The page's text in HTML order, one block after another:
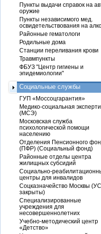
Пункты выдачи справок на
оружие
Пункты независимого мед.
освидетельствования на
Районные гематологи
Родильные дома
Станции переливания крови
Травмпункты
ФБУЗ "Центр гигиены и
эпидемиологии"
Социальные службы
ГУП «Моссоцгарантия»
Медико-социальная
(МСЭ)
Московская служба
психологической помощи
населению
Отделения Пенсионного
(ПФР) (Социальный фонд)
Районные отделы центра
жилищных субсидий
Социально-
центры для инвалидов
Соцказначейство Москвы
закрыты)
Специализированные
учреждения для
несовершеннолетних
Учебно-методический центр
«Детство»